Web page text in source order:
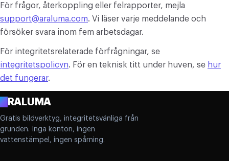
För frågor, återkoppling eller felrapporter, mejla
support@araluma.com. Vi läser varje meddelande och
försöker svara inom fem arbetsdagar.
För integritetsrelaterade förfrågningar, se
integritetspolicyn. För en teknisk titt under huven, se hur
det fungerar.
ARALUMA
Gratis bildverktyg, integritetsvänliga från
grunden. Inga konton, ingen
vattenstämpel, ingen spårning.